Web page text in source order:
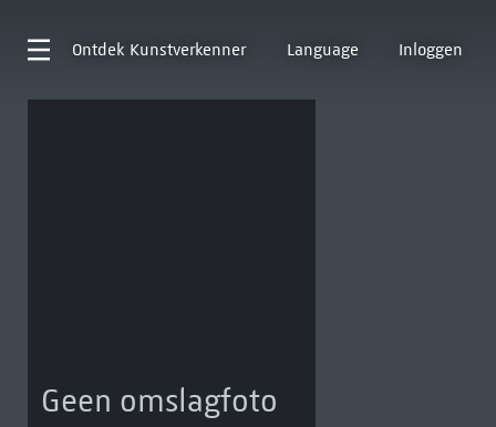
Ontdek Kunstverkenner Language Inloggen
Geen omslagfoto